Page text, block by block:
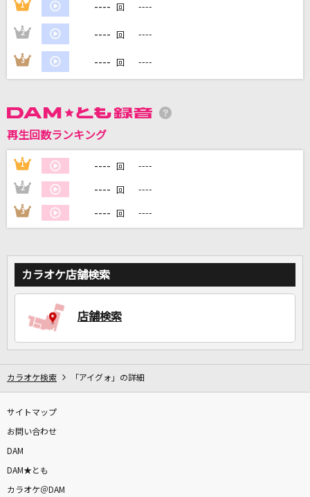
乃木坂46
大きな古時計
平井堅
Little Glee Monster
lulu.
Mrs. GREEN APPLE
カラオケをもっと楽しもう！
1 ---- 回 ----
2 ---- 回 ----
3 ---- 回 ----
再生回数ランキング
1 ---- 回 ----
2 ---- 回 ----
3 ---- 回 ----
カラオケ店舗検索
店舗検索
カラオケ検索 「アイグォ」の詳細
サイトマップ
お問い合わせ
DAM
DAM★とも
カラオケ＠DAM